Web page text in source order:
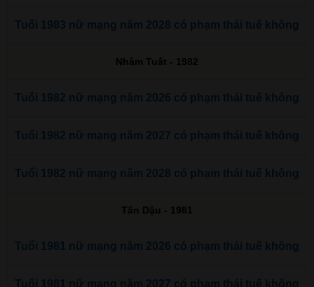
Tuổi 1983 nữ mạng năm 2028 có phạm thái tuế không
Nhâm Tuất - 1982
Tuổi 1982 nữ mạng năm 2026 có phạm thái tuế không
Tuổi 1982 nữ mạng năm 2027 có phạm thái tuế không
Tuổi 1982 nữ mạng năm 2028 có phạm thái tuế không
Tân Dậu - 1981
Tuổi 1981 nữ mạng năm 2026 có phạm thái tuế không
Tuổi 1981 nữ mạng năm 2027 có phạm thái tuế không